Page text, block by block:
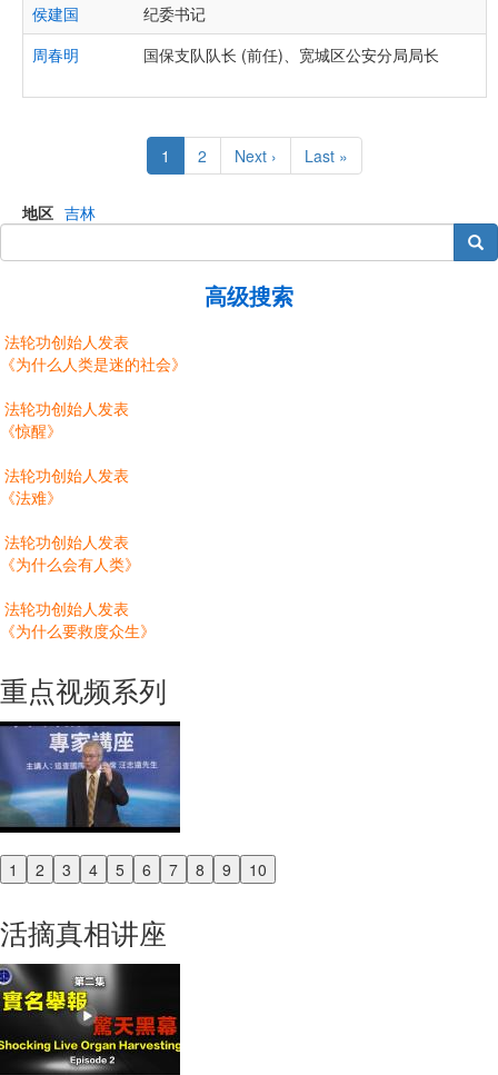
侯建国
纪委书记
周春明
国保支队队长 (前任)、宽城区公安分局局长
Current
page
1 Page
2
Next
page
Next ›
Last
page
Last »
地区 吉林
搜索
高级搜索
法轮功创始人发表
《为什么人类是迷的社会》
法轮功创始人发表
《惊醒》
法轮功创始人发表
《法难》
法轮功创始人发表
《为什么会有人类》
法轮功创始人发表
《为什么要救度众生》
重点视频系列
1 2 3 4 5 6 7 8 9 10
Previous
活摘真相讲座